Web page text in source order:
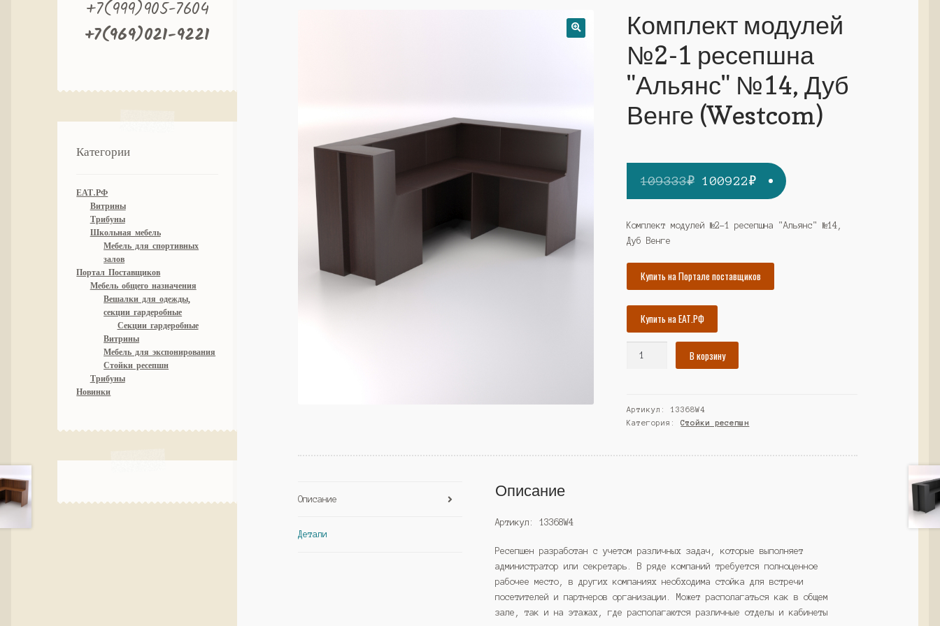
Комплект модулей
№2-1 ресепшна
"Альянс" №14, Дуб
Венге (Westcom)
109333₽ Первоначальная
цена
составляла
100922₽Текущая
цена:
100922₽.
Комплект модулей №2-1 ресепшна "Альянс" №14,
Дуб Венге
Купить на Портале поставщиков
Купить на ЕАТ.РФ
№2-
1
"Альянс"
В корзину
Артикул:13368W4
Категория:Стойки ресепшн
Описание
Детали
Описание
Артикул: 13368W4
Ресепшен разработан с учетом различных задач, которые выполняет
администратор или секретарь. В ряде компаний требуется полноценное
рабочее место, в других компаниях необходима стойка для встречи
посетителей и партнеров организации. Может располагаться как в общем
зале, так и на этажах, где располагаются различные отделы и кабинеты
+7(999)905-7604
+7(969)021-9221
Категории
ЕАТ.РФ
Витрины
Трибуны
Школьная мебель
Мебель для спортивных
залов
Портал Поставщиков
Мебель общего назначения
Вешалки для одежды,
секции гардеробные
Секции гардеробные
Витрины
Мебель для экспонирования
Стойки ресепшн
Трибуны
Новинки